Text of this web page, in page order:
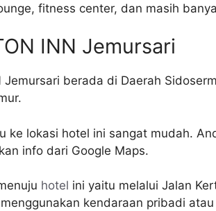
fitness center, dan masih
INN Jemursari
Jemursari berada di Daerah
ke lokasi hotel ini sangat mudah.
info dari Google Maps.
hotel ini yaitu melalui Jalan
kendaraan pribadi